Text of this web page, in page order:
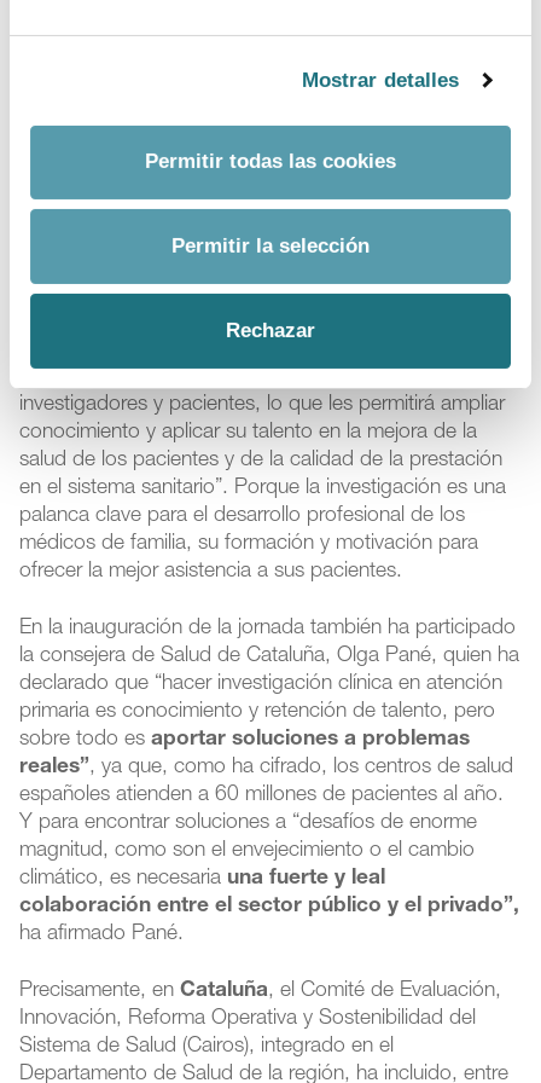
Mostrar detalles
Permitir todas las cookies
Permitir la selección
Rechazar
deben ir acompañados de una inversión pública que
permita dotar a los centros de salud de infraestructuras
clínicos y atraer más inversión de las compañías
farmacéuticas.
Además de todo lo anterior, como ha incidido Martín
Uranga, llevar ensayos clínicos a los centros de salud
profesionales sanitarios de AP,“para los que se
está desarrollando una formación específica, en
investigadores y pacientes, lo que les permitirá ampliar
conocimiento y aplicar su talento en la mejora de la
salud de los pacientes y de la calidad de la prestación
en el sistema sanitario”. Porque la investigación es una
palanca clave para el desarrollo profesional de los
médicos de familia, su formación y motivación para
ofrecer la mejor asistencia a sus pacientes.
En la inauguración de la jornada también ha participado
la consejera de Salud de Cataluña, Olga Pané, quien ha
declarado que “hacer investigación clínica en atención
primaria es conocimiento y retención de talento, pero
sobre todo es aportar soluciones a problemas
reales”, ya que, como ha cifrado, los centros de salud
españoles atienden a 60 millones de pacientes al año.
Y para encontrar soluciones a “desafíos de enorme
magnitud, como son el envejecimiento o el cambio
climático, es necesaria una fuerte y leal
colaboración entre el sector público y el privado”,
ha afirmado Pané.
Precisamente, enCataluña, el Comité de Evaluación,
Innovación, Reforma Operativa y Sostenibilidad del
Sistema de Salud (Cairos), integrado en el
Departamento de Salud de la región, ha incluido, entre